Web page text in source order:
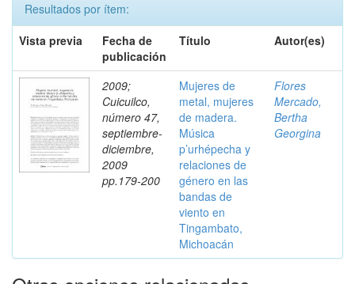
Resultados por ítem:
Vista previa
Fecha de
publicación
Título Autor(es)
2009;
Cuicuilco,
número 47,
septiembre-
diciembre,
2009
pp.179-200
Mujeres de
metal, mujeres
de madera.
Música
p’urhépecha y
relaciones de
género en las
bandas de
viento en
Tingambato,
Michoacán
Flores
Mercado,
Bertha
Georgina